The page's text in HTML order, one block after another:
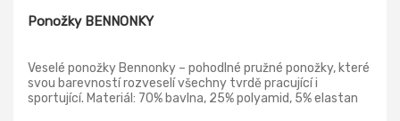
Ponožky BENNONKY
Veselé ponožky Bennonky – pohodlné pružné ponožky, které
svou barevností rozveselí všechny tvrdě pracující i
sportující. Materiál: 70% bavlna, 25% polyamid, 5% elastan